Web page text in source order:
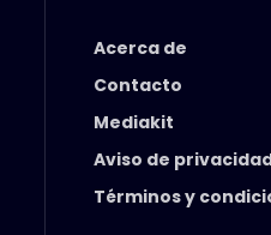
Acerca de
Contacto
Mediakit
Aviso de
Términos y